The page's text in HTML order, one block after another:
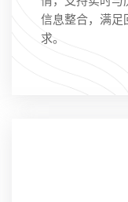
信息整合，满足
求。